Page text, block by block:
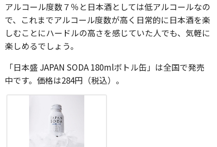
アルコール度数７％と日本酒としては低アルコールなの
で、これまでアルコール度数が高く日常的に日本酒を楽
しむことにハードルの高さを感じていた人でも、気軽に
楽しめるでしょう。
「日本盛 JAPAN SODA 180mlボトル缶」は全国で発売
中です。価格は284円（税込）。